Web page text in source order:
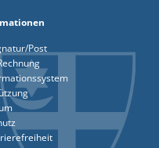
Post